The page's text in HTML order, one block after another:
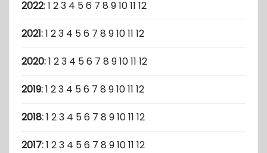
2022:1 23 4 56 7 8 91011 12
2021:1 23 4 56 7 8 91011 12
2020:1 23 4 56 7 8 91011 12
2019:1 23 4 56 7 8 91011 12
2018:1 23 4 56 7 8 91011 12
2017:1 23 4 56 7 8 91011 12